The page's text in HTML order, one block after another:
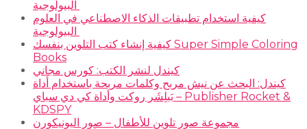
كيفية استخدام تطبيقات الذكاء الاصطناعي في العلوم
كيفية إنشاء كتب التلوين بنفسك Super Simple Coloring
Books
كيندل لنشر الكتب: كورس مجاني
كيندل: البحث عن نيش مربح وكلمات مربحة باستخدام أداة
بَبلِشَر روكت وأداة كي دي سباي – Publisher Rocket &
KDSPY
مجموعة صور تلوين للأطفال – صور اليونيكورن